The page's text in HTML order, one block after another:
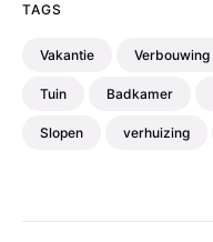
TAGS
Vakantie Verbouwing
Tuin Badkamer
Slopen verhuizing